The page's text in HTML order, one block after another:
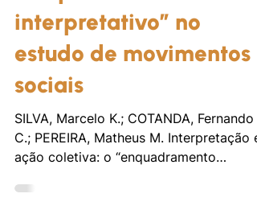
coletiva: o
“enquadramento
interpretativo” no
estudo de movimentos
sociais
C.; PEREIRA, Matheus M. Interpretação e